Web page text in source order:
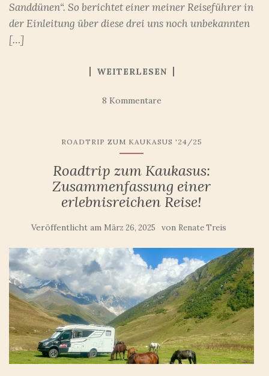
Sanddünen“. So berichtet einer meiner Reiseführer in
der Einleitung über diese drei uns noch unbekannten
[…]
WEITERLESEN
8 Kommentare
ROADTRIP ZUM KAUKASUS '24/25
Roadtrip zum Kaukasus:
Zusammenfassung einer
erlebnisreichen Reise!
Veröffentlicht am März 26, 2025 von Renate Treis